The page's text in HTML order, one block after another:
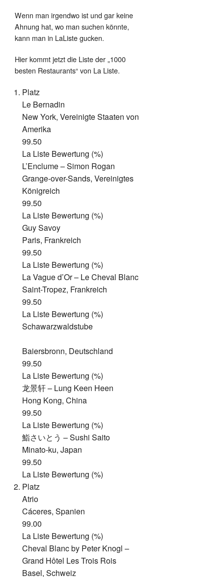
Wenn man irgendwo ist und gar keine
Ahnung hat, wo man suchen könnte,
kann man in LaListe gucken.
Hier kommt jetzt die Liste der „1000
besten Restaurants“ von La Liste.
Platz
Le Bernadin
New York, Vereinigte Staaten von
Amerika
99.50
La Liste Bewertung (%)
L’Enclume – Simon Rogan
Grange-over-Sands, Vereinigtes
Königreich
99.50
La Liste Bewertung (%)
Guy Savoy
Paris, Frankreich
99.50
La Liste Bewertung (%)
La Vague d’Or – Le Cheval Blanc
Saint-Tropez, Frankreich
99.50
La Liste Bewertung (%)
Schawarzwaldstube
Baiersbronn, Deutschland
99.50
La Liste Bewertung (%)
龙景轩 – Lung Keen Heen
Hong Kong, China
99.50
La Liste Bewertung (%)
鮨さいとう – Sushi Saito
Minato-ku, Japan
99.50
La Liste Bewertung (%)
Platz
Atrio
Cáceres, Spanien
99.00
La Liste Bewertung (%)
Cheval Blanc by Peter Knogl –
Grand Hôtel Les Trois Rois
Basel, Schweiz